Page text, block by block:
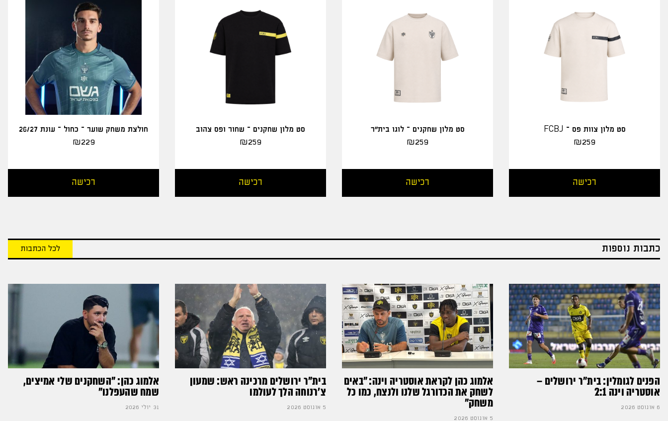
סט מלון צוות פס – FCBJ
₪259
רכישה
סט מלון שחקנים – לוגו בית"ר
₪259
רכישה
סט מלון שחקנים – שחור ופס צהוב
₪259
רכישה
חולצת משחק שוער – כחול – עונת 26/27
₪229
רכישה
כתבות נוספות לכל הכתבות
הפנים לגומלין: בית״ר ירושלים –
אוסטריה וינה 2:1
6 אוגוסט 2026
אלמוג כהן לקראת אוסטריה וינה: ״באים
לשחק את הכדורגל שלנו ולנצח, כמו כל
משחק״
5 אוגוסט 2026
בית"ר ירושלים מרכינה ראש: שמעון
צ'רנוחה הלך לעולמו
5 אוגוסט 2026
אלמוג כהן: "השחקנים שלי אמיצים,
שמח שהעפלנו"
31 יולי 2026